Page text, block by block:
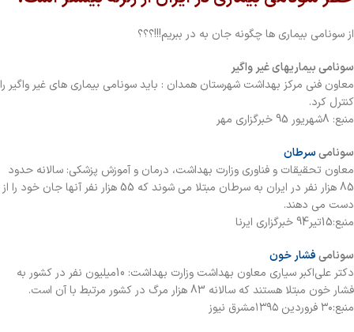
از سونامی بیماری ها چگونه جان به در ببریم!!!؟؟؟
سونامی بیماریهای غیر واگیر
معاون فنی مرکز بهداشت شهرستان همدان : باید سونامی بیماری های غیر واگیر را
کنترل کرد.
منبع: 8شهریور 95 خبرگزاری مهر
سونامیسرطان
معاون تحقیقات و فناوری وزارت بهداشت، درمان و آموزش پزشکی: سالانه حدود
85 هزار نفر در ایران به سرطان مبتلا می شوند که 55 هزار نفر آنها جان خود را از
دست می دهند.
منبع:15تیر94 خبرگزاری ایرنا
سونامیفشار خون
دکتر علی‌اکبر سیاری معاون بهداشت وزارت بهداشت: 10میلیون نفر در کشور به
فشار خون مبتلا هستند که سالانه 83 هزار مرگ در کشور مرتبط با آن است.
منبع:۳۰ فروردين ۱۳۹۵مشرق نیوز